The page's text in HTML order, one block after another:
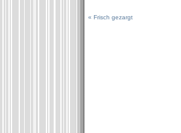
« Frisch gezargt